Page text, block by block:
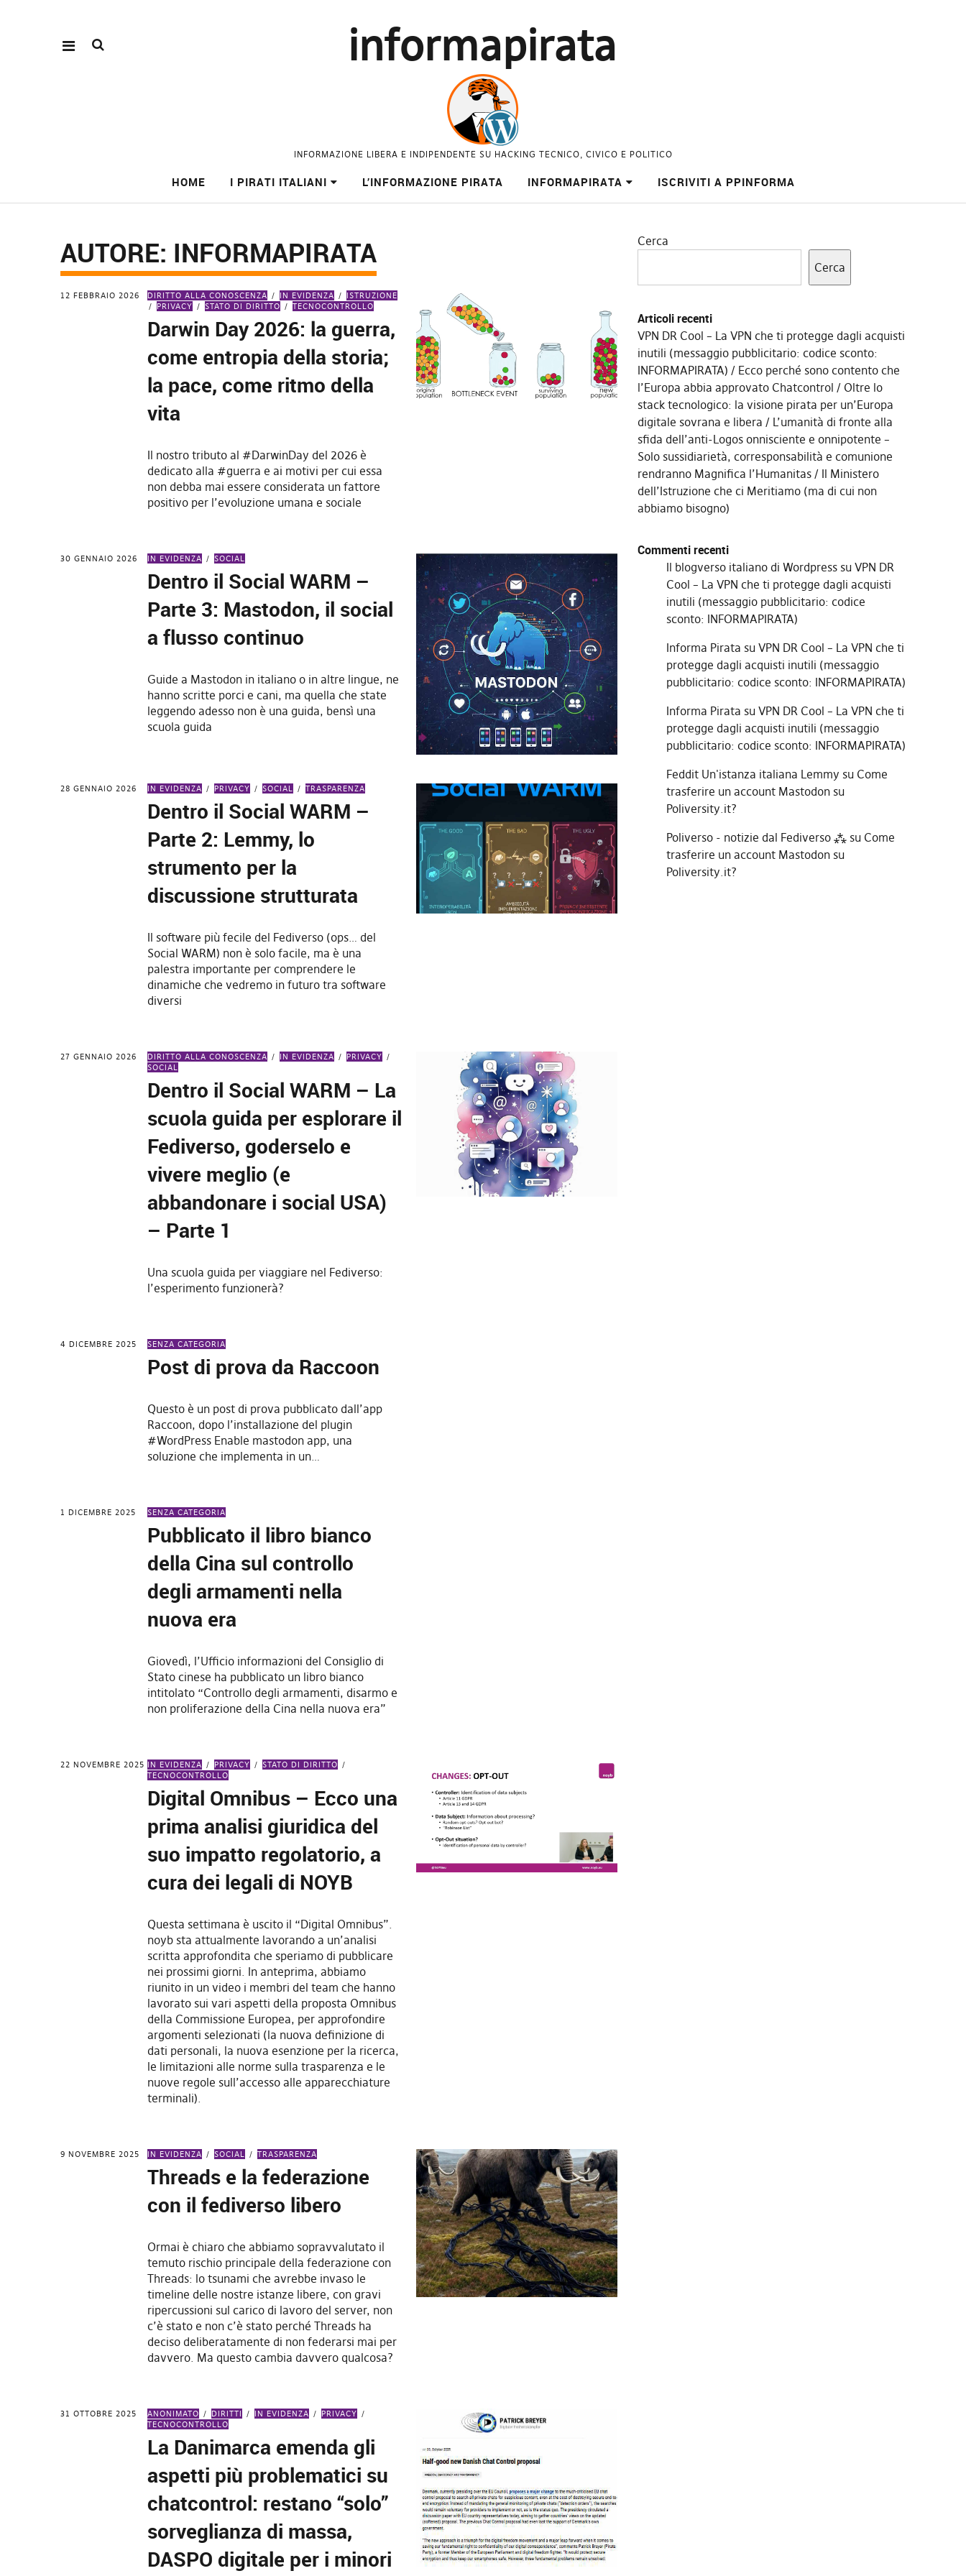
informapirata
INFORMAZIONE LIBERA E INDIPENDENTE SU HACKING TECNICO, CIVICO E POLITICO
HOME I PIRATI ITALIANI L’INFORMAZIONE PIRATA INFORMAPIRATA ISCRIVITI A PPINFORMA
AUTORE: INFORMAPIRATA
12 FEBBRAIO 2026 DIRITTO ALLA CONOSCENZA IN EVIDENZA
ISTRUZIONE
PRIVACY
STATO DI DIRITTO TECNOCONTROLLO
Darwin Day 2026: la guerra,
come entropia della storia;
la pace, come ritmo della
vita
Il nostro tributo al #DarwinDay del 2026 è
dedicato alla #guerra e ai motivi per cui essa
non debba mai essere considerata un fattore
positivo per l’evoluzione umana e sociale
30 GENNAIO 2026 IN EVIDENZA SOCIAL
Dentro il Social WARM –
Parte 3: Mastodon, il social
a flusso continuo
Guide a Mastodon in italiano o in altre lingue, ne
hanno scritte porci e cani, ma quella che state
leggendo adesso non è una guida, bensì una
scuola guida
28 GENNAIO 2026 IN EVIDENZA PRIVACY SOCIAL TRASPARENZA
Dentro il Social WARM –
Parte 2: Lemmy, lo
strumento per la
discussione strutturata
Il software più fecile del Fediverso (ops… del
Social WARM) non è solo facile, ma è una
palestra importante per comprendere le
dinamiche che vedremo in futuro tra software
diversi
27 GENNAIO 2026 DIRITTO ALLA CONOSCENZA IN EVIDENZA
PRIVACY
SOCIAL
Dentro il Social WARM – La
scuola guida per esplorare il
Fediverso, goderselo e
vivere meglio (e
abbandonare i social USA)
– Parte 1
Una scuola guida per viaggiare nel Fediverso:
l’esperimento funzionerà?
4 DICEMBRE 2025 SENZA CATEGORIA
Post di prova da Raccoon
Questo è un post di prova pubblicato dall’app
Raccoon, dopo l’installazione del plugin
#WordPress Enable mastodon app, una
soluzione che implementa in un…
1 DICEMBRE 2025 SENZA CATEGORIA
Pubblicato il libro bianco
della Cina sul controllo
degli armamenti nella
nuova era
Giovedì, l’Ufficio informazioni del Consiglio di
Stato cinese ha pubblicato un libro bianco
intitolato “Controllo degli armamenti, disarmo e
non proliferazione della Cina nella nuova era”
22 NOVEMBRE 2025 IN EVIDENZA PRIVACY
STATO DI DIRITTO
TECNOCONTROLLO
Digital Omnibus – Ecco una
prima analisi giuridica del
suo impatto regolatorio, a
cura dei legali di NOYB
Questa settimana è uscito il “Digital Omnibus”.
noyb sta attualmente lavorando a un’analisi
scritta approfondita che speriamo di pubblicare
nei prossimi giorni. In anteprima, abbiamo
riunito in un video i membri del team che hanno
lavorato sui vari aspetti della proposta Omnibus
della Commissione Europea, per approfondire
argomenti selezionati (la nuova definizione di
dati personali, la nuova esenzione per la ricerca,
le limitazioni alle norme sulla trasparenza e le
nuove regole sull’accesso alle apparecchiature
terminali).
9 NOVEMBRE 2025 IN EVIDENZA SOCIAL TRASPARENZA
Threads e la federazione
con il fediverso libero
Ormai è chiaro che abbiamo sopravvalutato il
temuto rischio principale della federazione con
Threads: lo tsunami che avrebbe invaso le
timeline delle nostre istanze libere, con gravi
ripercussioni sul carico di lavoro del server, non
c’è stato e non c’è stato perché Threads ha
deciso deliberatamente di non federarsi mai per
davvero. Ma questo cambia davvero qualcosa?
31 OTTOBRE 2025 ANONIMATO DIRITTI IN EVIDENZA
PRIVACY
TECNOCONTROLLO
La Danimarca emenda gli
aspetti più problematici su
chatcontrol: restano “solo”
sorveglianza di massa,
DASPO digitale per i minori
Cerca
Cerca
Articoli recenti
VPN DR Cool – La VPN che ti protegge dagli acquisti
inutili (messaggio pubblicitario: codice sconto:
INFORMAPIRATA)
Ecco perché sono contento che
l’Europa abbia approvato Chatcontrol
Oltre lo
stack tecnologico: la visione pirata per un’Europa
digitale sovrana e libera
L’umanità di fronte alla
sfida dell’anti-Logos onnisciente e onnipotente –
Solo sussidiarietà, corresponsabilità e comunione
rendranno Magnifica l’Humanitas
Il Ministero
dell’Istruzione che ci Meritiamo (ma di cui non
abbiamo bisogno)
Commenti recenti
Il blogverso italiano di Wordpresssu VPN DR
Cool – La VPN che ti protegge dagli acquisti
inutili (messaggio pubblicitario: codice
sconto: INFORMAPIRATA)
Informa Pirata su VPN DR Cool – La VPN che ti
protegge dagli acquisti inutili (messaggio
pubblicitario: codice sconto: INFORMAPIRATA)
Informa Pirata su VPN DR Cool – La VPN che ti
protegge dagli acquisti inutili (messaggio
pubblicitario: codice sconto: INFORMAPIRATA)
Feddit Un'istanza italiana Lemmy su Come
trasferire un account Mastodon su
Poliversity.it?
Poliverso - notizie dal Fediverso ⁂su Come
trasferire un account Mastodon su
Poliversity.it?